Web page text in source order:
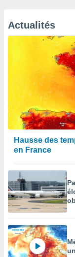
Actualités
Hausse des
en France